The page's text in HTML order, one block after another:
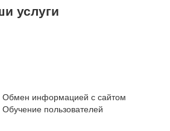
услуги
Обмен информацией с сайтом
Обучение пользователей